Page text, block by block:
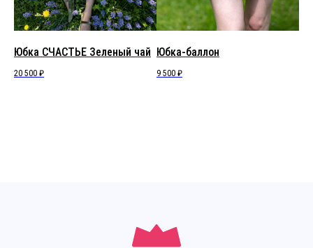
Юбка СЧАСТЬЕ Зеленый чай
20 500 ₽
Юбка-баллон
9 500 ₽